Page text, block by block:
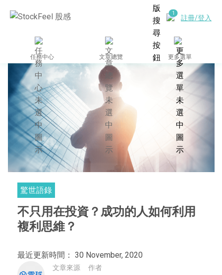
註冊/登入
任務中心 文章總覽 更多選單
驚世語錄
不只用在投資？成功的人如何利用
複利思維？
最近更新時間： 30 November, 2020
文章來源 作者